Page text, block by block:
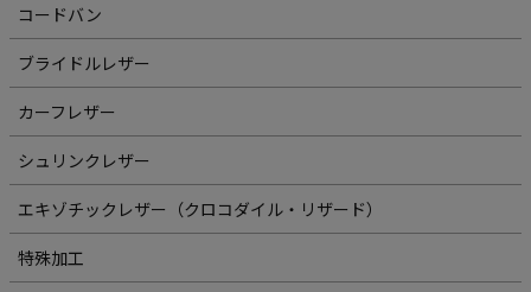
コードバン
ブライドルレザー
カーフレザー
シュリンクレザー
エキゾチックレザー（クロコダイル・リザード）
特殊加工